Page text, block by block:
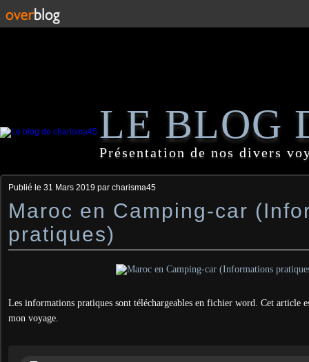
LE BLOG
Présentation de nos divers
Publié le 31 Mars 2019 par charisma45
Maroc en Camping-car
pratiques)
Les informations pratiques sont téléchargeables en fichier word. Cet article
mon voyage.